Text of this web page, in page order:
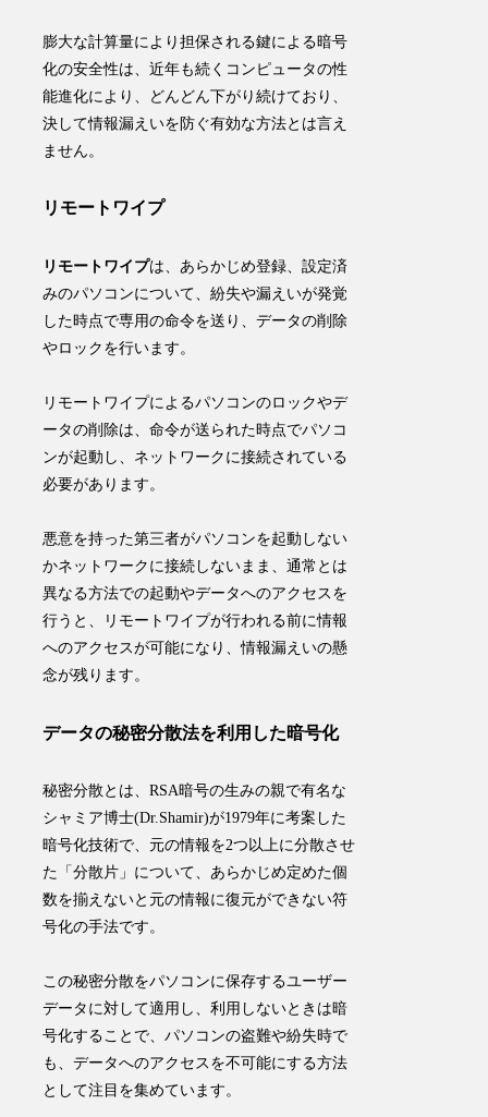
膨大な計算量により担保される鍵による暗号
化の安全性は、近年も続くコンピュータの性
能進化により、どんどん下がり続けており、
決して情報漏えいを防ぐ有効な方法とは言え
ません。
リモートワイプ
リモートワイプは、あらかじめ登録、設定済
みのパソコンについて、紛失や漏えいが発覚
した時点で専用の命令を送り、データの削除
やロックを行います 。
リモートワイプによるパソコンのロックやデ
ータの削除は、命令が送られた時点でパソコ
ンが起動し、ネットワークに接続されている
必要があります。
悪意を持った第三者がパソコンを起動しない
かネットワークに接続しないまま、通常とは
異なる方法での起動やデータへのアクセスを
行うと、
リモートワイプが行われる前に情報
へのアクセスが可能になり、情報漏えいの懸
念が残ります。
データの秘密分散法を利用した暗号化
秘密分散とは、RSA暗号の生みの親で有名な
シャミア博士(Dr.Shamir)が1979年に考案した
暗号化技術で、元の情報を2つ以上に分散させ
た「分散片」について、あらかじめ定めた個
数を揃えないと元の情報に復元ができない符
号化の手法です。
この秘密分散をパソコンに保存するユーザー
データに対して適用し、利用しないときは暗
号化することで、パソコンの盗難や紛失時で
も、データへのアクセスを不可能にする方法
として注目を集めています。